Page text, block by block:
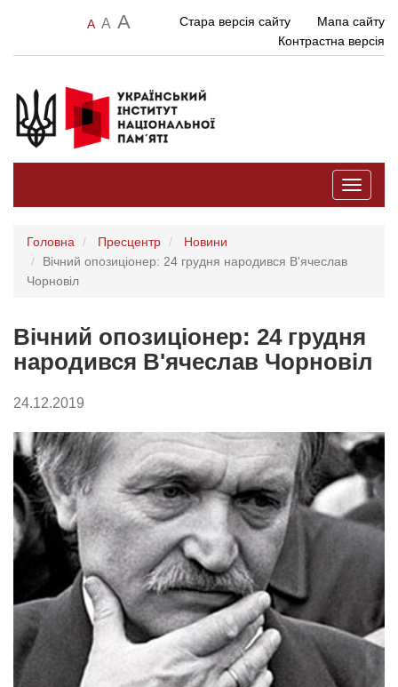
A A A Стара версія сайту
Мапа сайту
Контрастна версія
Toggle
Головна Пресцентр
Новини
Вічний опозиціонер: 24 грудня народився В'ячеслав
Чорновіл
Вічний опозиціонер: 24 грудня
народився В'ячеслав Чорновіл
24.12.2019